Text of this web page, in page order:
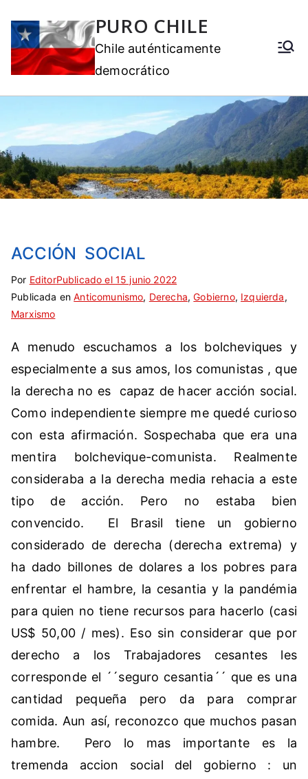
PURO CHILE
Chile auténticamente
democrático
ACCIÓN SOCIAL
Por EditorPublicado el 15 junio 2022
Publicada enAnticomunismo, Derecha,Gobierno, Izquierda,
Marxismo
S
i
n
o
m
n
t
a
o
s
A menudo escuchamos a los bolcheviques y
especialmente a sus amos, los comunistas , que
la derecha no es capaz de hacer acción social.
Como independiente siempre me quedé curioso
con esta afirmación. Sospechaba que era una
mentira bolchevique-comunista. Realmente
consideraba a la derecha media rehacia a este
tipo de acción. Pero no estaba bien
convencido. El Brasil tiene un gobierno
considerado de derecha (derecha extrema) y
ha dado billones de dolares a los pobres para
enfrentar el hambre, la cesantia y la pandémia
para quien no tiene recursos para hacerlo (casi
US$ 50,00 / mes). Eso sin considerar que por
derecho a los Trabajadores cesantes les
corresponde el ´´seguro cesantia´´ que es una
cantidad pequeña pero da para comprar
comida. Aun así, reconozco que muchos pasan
hambre. Pero lo mas importante es la
tremenda accion social del gobierno : un